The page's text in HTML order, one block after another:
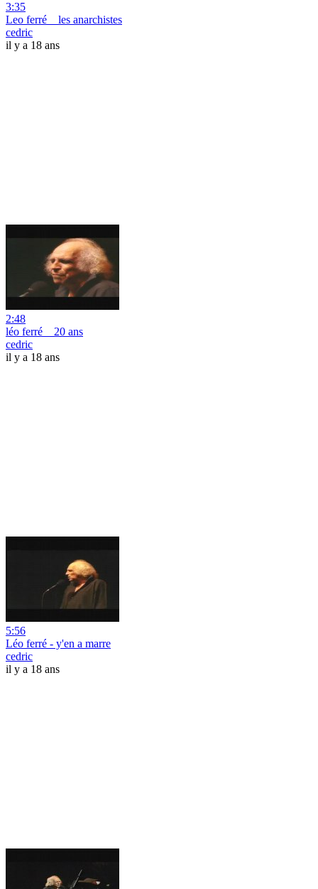
3:35
Leo ferré _ les anarchistes
cedric
il y a 18 ans
2:48
léo ferré _ 20 ans
cedric
il y a 18 ans
5:56
Léo ferré - y'en a marre
cedric
il y a 18 ans